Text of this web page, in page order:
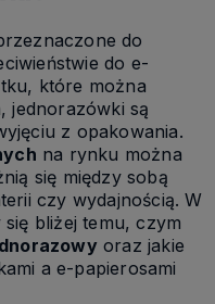
do
do e-
które można
jednorazówki są
z opakowania.
na rynku można
się między sobą
czy wydajnością. W
bliżej temu, czym
oraz jakie
a e-papierosami